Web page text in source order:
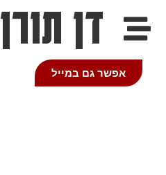
דן תורן
אפשר גם במייל